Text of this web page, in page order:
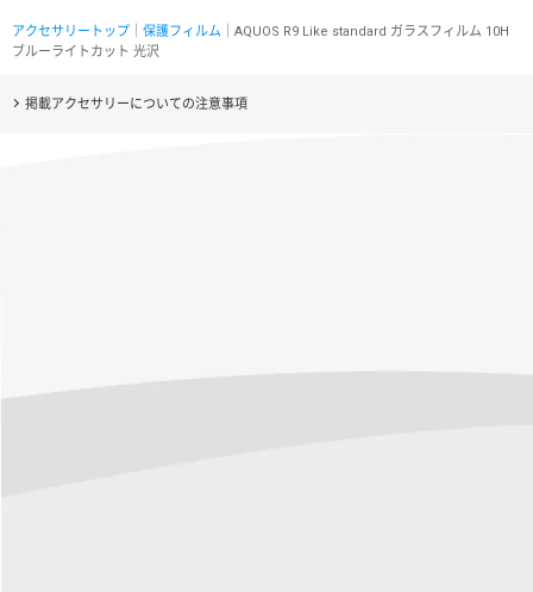
アクセサリートップ 保護フィルム ｜AQUOS R9 Like standard ガラスフィルム 10H
ブルーライトカット 光沢
掲載アクセサリーについての注意事項